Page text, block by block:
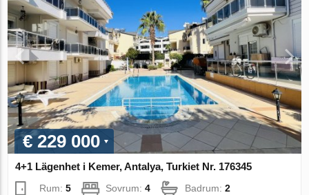
€ 229 000
4+1 Lägenhet i Kemer, Antalya, Turkiet Nr. 176345
Rum:5 Sovrum:4 Badrum:2